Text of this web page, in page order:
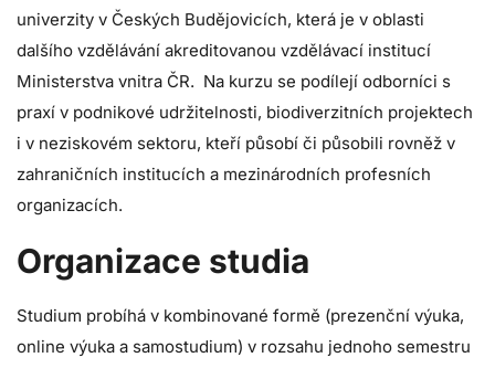
univerzity v Českých Budějovicích, která je v oblasti
dalšího vzdělávání akreditovanou vzdělávací institucí
Ministerstva vnitra ČR. Na kurzu se podílejí odborníci s
praxí v podnikové udržitelnosti, biodiverzitních projektech
i v neziskovém sektoru, kteří působí či působili rovněž v
zahraničních institucích a mezinárodních profesních
organizacích.
Organizace studia
Studium probíhá v kombinované formě (prezenční výuka,
online výuka a samostudium) v rozsahu jednoho semestru